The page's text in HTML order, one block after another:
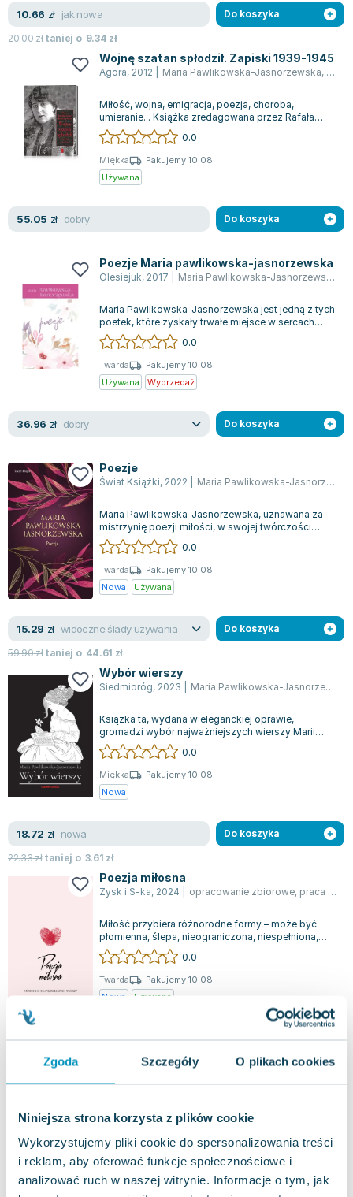
Zgoda Szczegóły O plikach cookies
Niniejsza strona korzysta z plików cookie
Wykorzystujemy pliki cookie do spersonalizowania treści
i reklam, aby oferować funkcje społecznościowe i
analizować ruch w naszej witrynie. Informacje o tym, jak
Ajahn Brahm
Lucinda Riley
Jacek Walkiewicz
10.66 zł jak nowa
20.00złtaniej o 9.34 zł
Do koszyka
Wojnę szatan spłodził. Zapiski 1939-1945
Agora, 2012 Maria Pawlikowska-Jasnorzewska,
Miłość, wojna, emigracja, poezja, choroba,
umieranie... Książka zredagowana przez Rafała
Podrazę, która dokumentuje fascynujące ży...
0.0
Miękka
Pakujemy 10.08
Używana
55.05 zł dobry Do koszyka
Poezje Maria pawlikowska-jasnorzewska
Olesiejuk, 2017 Maria Pawlikowska-Jasnorzewska
Maria Pawlikowska-Jasnorzewska jest jedną z tych
poetek, które zyskały trwałe miejsce w sercach
wielu czytelników, zwłaszcza kobie...
0.0
Twarda
Pakujemy 10.08
Używana
Wyprzedaż
36.96 zł dobry Do koszyka
Poezje
Świat Książki, 2022 Maria Pawlikowska-Jasnorzewska
Maria Pawlikowska-Jasnorzewska, uznawana za
mistrzynię poezji miłości, w swojej twórczości
umiejętnie ukazuje złożoność uczuć, bal...
0.0
Twarda
Pakujemy 10.08
Nowa
Używana
15.29 zł widoczne ślady używania
59.90złtaniej o 44.61 zł
Do koszyka
Wybór wierszy
Siedmioróg, 2023 Maria Pawlikowska-Jasnorzewska
Książka ta, wydana w eleganckiej oprawie,
gromadzi wybór najważniejszych wierszy Marii
Pawlikowskiej-Jasnorzewskiej, ukazując esen...
0.0
Miękka
Pakujemy 10.08
Nowa
18.72 zł nowa
22.33złtaniej o 3.61 zł
Do koszyka
Poezja miłosna
Zysk i S-ka, 2024 opracowanie zbiorowe, praca zbiorowa
Miłość przybiera różnorodne formy – może być
płomienna, ślepa, nieograniczona, niespełniona,
potężna czy pierwsza. W historię ludz...
0.0
Twarda
Pakujemy 10.08
Nowa
Używana
22.70zł jak nowa
złtaniej o
Do koszyka
Poezje. Edycja kolekcjonerska (barwione
miłości, potrafi w niezwykle subtelny sposób
uchwycić gwałtowność i kruchość ludzki...
0.0
Twarda
Pakujemy 10.08